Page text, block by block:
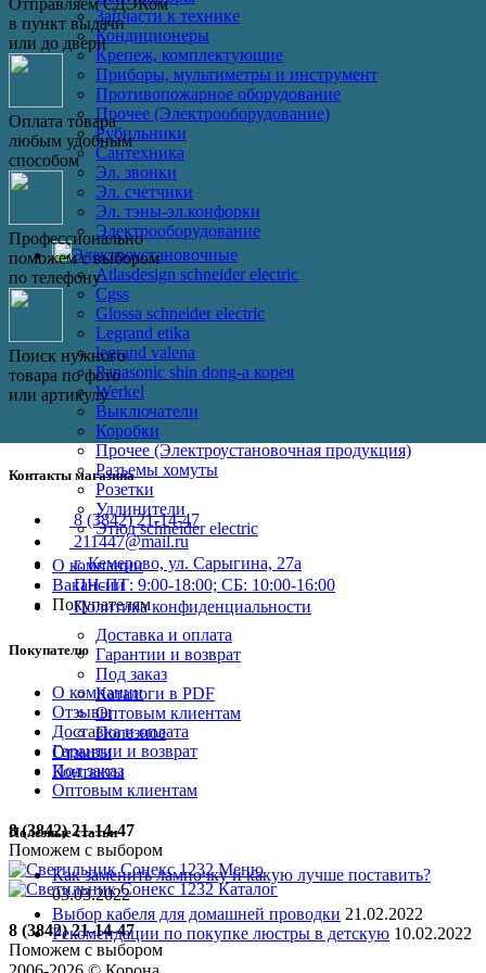
Запчасти к технике
Кондиционеры
Крепеж, комплектующие
Приборы, мультиметры и инструмент
Противопожарное оборудование
Прочее (Электрооборудование)
Рубильники
Сантехника
Эл. звонки
Эл. счетчики
Эл. тэны-эл.конфорки
Электрооборудование
Электроустановочные
Atlasdesign schneider electric
Cgss
Glossa schneider electric
Legrand etika
legrand valena
Panasonic shin dong-a корея
Werkel
Выключатели
Коробки
Прочее (Электроустановочная продукция)
Разъемы хомуты
Розетки
Удлинители
Этюд schneider electric
О компании
Вакансии
Покупателям
Доставка и оплата
Гарантии и возврат
Под заказ
Каталоги в PDF
Оптовым клиентам
Полезное
Отзывы
Контакты
8 (3842) 21-14-47
Поможем с выбором
Меню
Каталог
8 (3842) 21-14-47
Поможем с выбором
Отправляем СДЭКом
в пункт выдачи
или до двери
Оплата товара
любым удобным
способом
Профессионально
поможем с выбором
по телефону
Поиск нужного
товара по фото
или артикулу
Контакты магазина
8 (3842) 21-14-47
211447@mail.ru
г. Кемерово, ул. Сарыгина, 27а
ПН-ПТ: 9:00-18:00; СБ: 10:00-16:00
Политика конфиденциальности
Покупателю
О компании
Отзывы
Доставка и оплата
Гарантии и возврат
Под заказ
Оптовым клиентам
Полезные статьи
Как заменить лампочку и какую лучше поставить?
03.03.2022
Выбор кабеля для домашней проводки 21.02.2022
Рекомендации по покупке люстры в детскую 10.02.2022